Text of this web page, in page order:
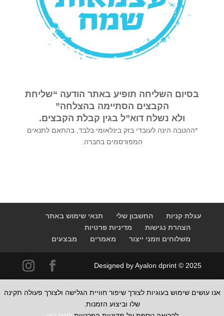
אנו עושים שימוש בעוגיות לצורך שיפור חוויית הגלישה ולצורך פעולה תקינה
שלו וביצוע הזמנות.
בסיום השליחה תופיע באתר הודעה “שליחת
הקבצים הסתיימה בהצלחה”
ולא נשלח דוא”ל בגין קבלת הקבצים.
*ההטבה הינה לעובדי בזק בינלאומי בלבד, בהתאם לתנאים
המפורסמים בחברה.
עגלת קניות החשבון שלי
תנאי שימוש באתר
הצהרת נגישות
מדיניות פרטיות
משלוחים וזמני ייצור
מאמרים מבצעים
Designed by Ayalon dprint © 2025